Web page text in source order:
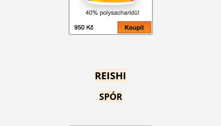
REISHI
SPÓR